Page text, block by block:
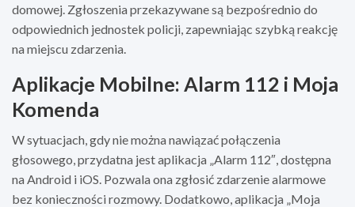
domowej. Zgłoszenia przekazywane są bezpośrednio do
odpowiednich jednostek policji, zapewniając szybką reakcję
na miejscu zdarzenia.
Aplikacje Mobilne: Alarm 112 i Moja
Komenda
W sytuacjach, gdy nie można nawiązać połączenia
głosowego, przydatna jest aplikacja „Alarm 112″, dostępna
na Android i iOS. Pozwala ona zgłosić zdarzenie alarmowe
bez konieczności rozmowy. Dodatkowo, aplikacja „Moja